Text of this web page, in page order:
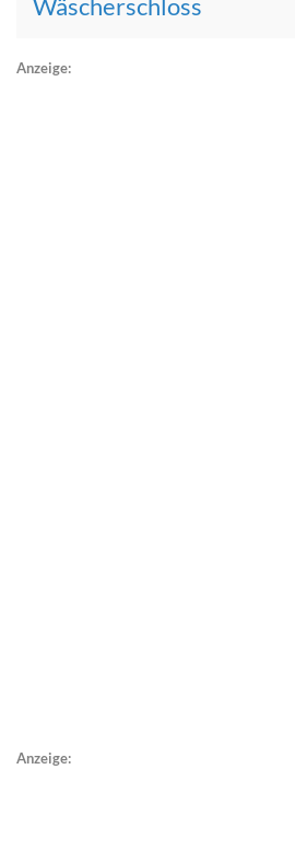
Wäscherschloss
Anzeige:
Anzeige: